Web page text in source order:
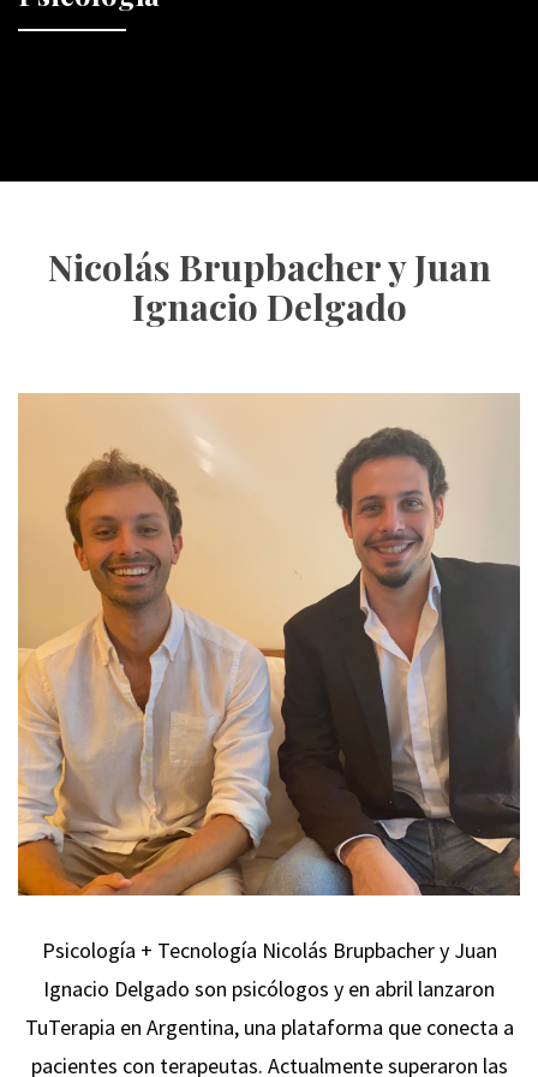
Nicolás Brupbacher y Juan
Ignacio Delgado
Psicología + Tecnología Nicolás Brupbacher y Juan
Ignacio Delgado son psicólogos y en abril lanzaron
TuTerapia en Argentina, una plataforma que conecta a
pacientes con terapeutas. Actualmente superaron las